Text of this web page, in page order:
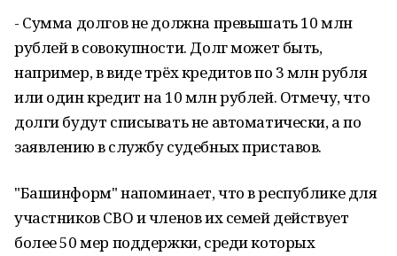
- Сумма долгов не должна превышать 10 млн
рублей в совокупности. Долг может быть,
например, в виде трёх кредитов по 3 млн рубля
или один кредит на 10 млн рублей. Отмечу, что
долги будут списывать не автоматически, а по
заявлению в службу судебных приставов.
"Башинформ" напоминает, что в республике для
участников СВО и членов их семей действует
более 50 мер поддержки, среди которых